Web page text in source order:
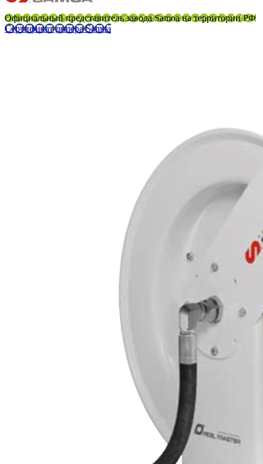
Официальный представитель завода Samoa на территории РФ
Сертификат дилера Samoa